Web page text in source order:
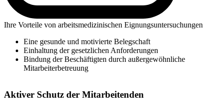
Ihre Vorteile von arbeitsmedizinischen Eignungsuntersuchungen
Eine gesunde und motivierte Belegschaft
Einhaltung der gesetzlichen Anforderungen
Bindung der Beschäftigten durch außergewöhnliche
Mitarbeiterbetreuung
Aktiver Schutz der Mitarbeitenden